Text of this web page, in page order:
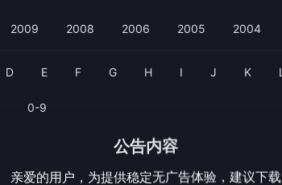
2009 2008 2006 2005 2004
D E F G H I J K L
0-9
公告内容
亲爱的用户，为提供稳定无广告体验，建议下载